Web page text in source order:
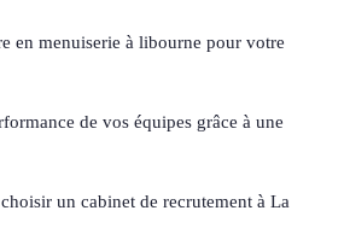
en menuiserie à libourne pour votre
de vos équipes grâce à une
un cabinet de recrutement à La